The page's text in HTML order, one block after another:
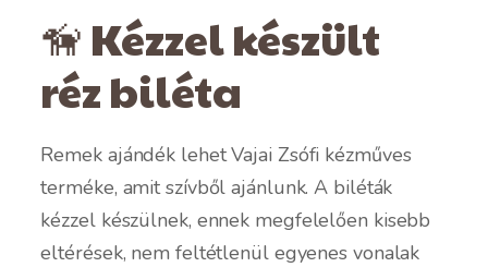
🦮 Kézzel készült
réz biléta
Remek ajándék lehet Vajai Zsófi kézműves
terméke, amit szívből ajánlunk. A biléták
kézzel készülnek, ennek megfelelően kisebb
eltérések, nem feltétlenül egyenes vonalak